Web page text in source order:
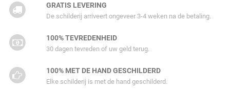
GRATIS LEVERING
De schilderij arriveert ongeveer 3-4 weken na de betaling.
100% TEVREDENHEID
30 dagen tevreden of uw geld terug.
100% MET DE HAND GESCHILDERD
Elke schilderij is met de hand geschilderd.